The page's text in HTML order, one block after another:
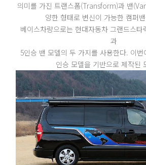
의미를 가진 트랜스폼(Transform)과 밴
양한 형태로 변신이 가능한 캠퍼
베이스차량으로는 현대자동차 그랜드스타
과
5인승 밴 모델의 두 가지를 사용한다. 이
인승 모델을 기반으로 제작된